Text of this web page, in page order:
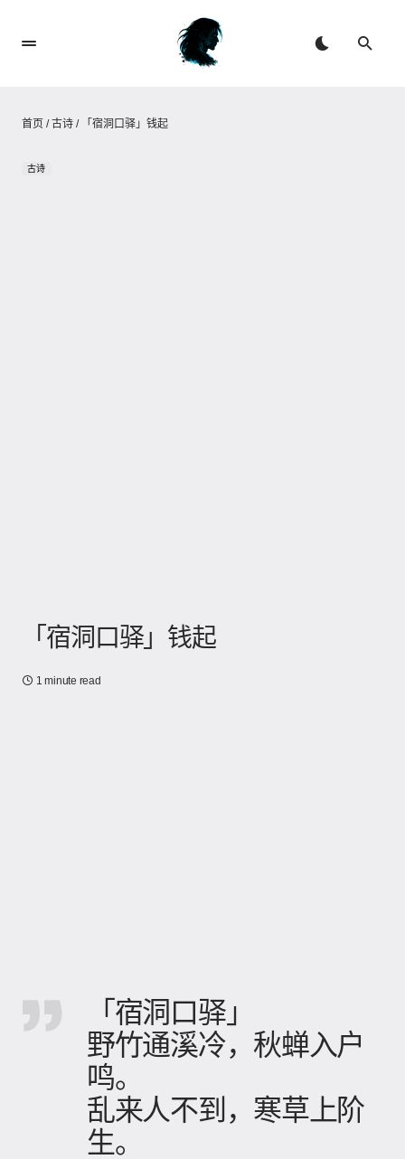
首页 /古诗 / 「宿洞口驿」钱起
古诗
「宿洞口驿」钱起
1 minute read
「宿洞口驿」
野竹通溪冷，秋蝉入户
鸣。
乱来人不到，寒草上阶
生。